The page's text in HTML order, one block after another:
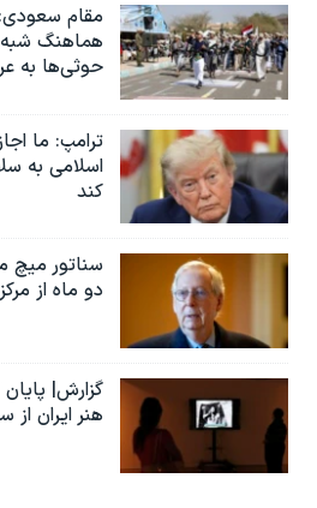
مقام
هماهنگ
حوثی‌ها به
ترامپ: ما
اسلامی به
کند
سناتور میچ
دو ماه از
گزارش| پایان
هنر ایران از